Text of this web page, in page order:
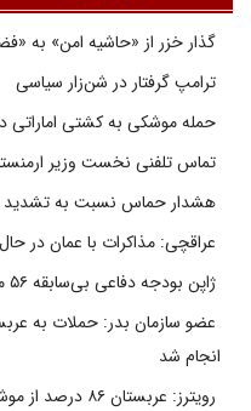
گذار خزر از «حاشیه امن» به
ترامپ گرفتار در شن‌زار سیاسی
حمله موشکی به کشتی اماراتی
تماس تلفنی نخست وزیر
هشدار حماس نسبت به
عراقچی: مذاکرات با عمان در
ژاپن بودجه دفاعی بی‌سابقه ۵۶ میلیارد دلاری را در نظر دارد
عضو سازمان بدر: حملات به
انجام شد
رویترز: